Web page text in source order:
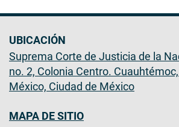
UBICACIÓN
Suprema Corte de Justicia de la
no. 2, Colonia Centro. Cuauhtémoc,
México, Ciudad de México
MAPA DE SITIO